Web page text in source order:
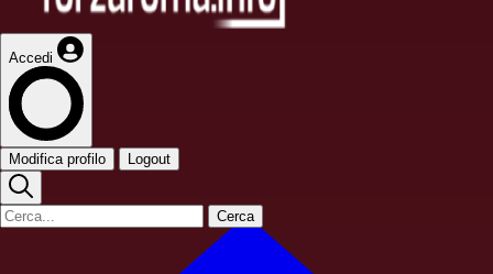
Accedi
Modifica profilo Logout
Cerca